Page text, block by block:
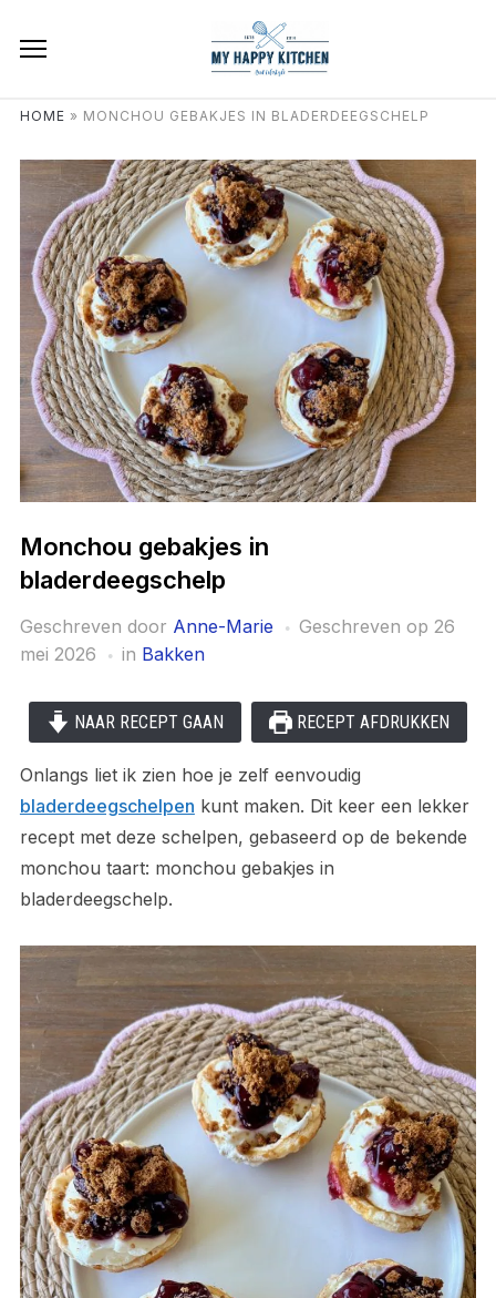
HOME » MONCHOU GEBAKJES IN BLADERDEEGSCHELP
Monchou gebakjes in
bladerdeegschelp
Geschreven door Anne-Marie Geschreven op 26
mei 2026
in Bakken
NAAR RECEPT GAAN RECEPT AFDRUKKEN
Onlangs liet ik zien hoe je zelf eenvoudig
bladerdeegschelpen kunt maken. Dit keer een lekker
recept met deze schelpen, gebaseerd op de bekende
monchou taart: monchou gebakjes in
bladerdeegschelp.